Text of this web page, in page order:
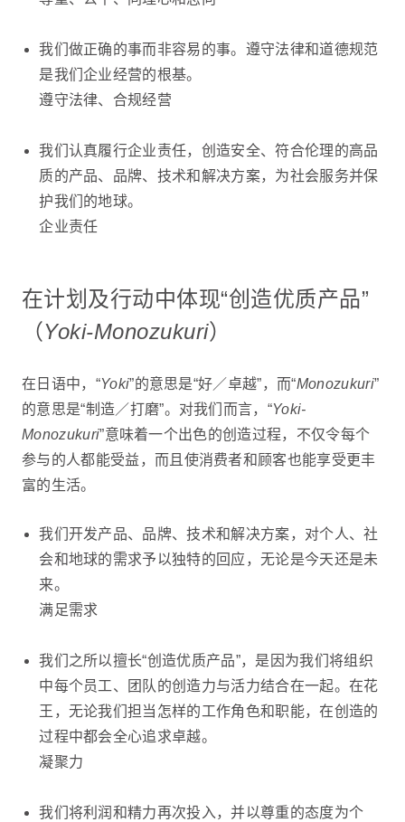
我们做正确的事而非容易的事。遵守法律和道德规范
是我们企业经营的根基。
遵守法律、合规经营
我们认真履行企业责任，创造安全、符合伦理的高品
质的产品、品牌、技术和解决方案，为社会服务并保
护我们的地球。
企业责任
在计划及行动中体现“创造优质产品”
（Yoki-Monozukuri）
在日语中，“Yoki”的意思是“好／卓越”，而“Monozukuri”
的意思是“制造／打磨”。对我们而言，“Yoki-
Monozukuri”意味着一个出色的创造过程，不仅令每个
参与的人都能受益，而且使消费者和顾客也能享受更丰
富的生活。
我们开发产品、品牌、技术和解决方案，对个人、社
会和地球的需求予以独特的回应，无论是今天还是未
来。
满足需求
我们之所以擅长“创造优质产品”，是因为我们将组织
中每个员工、团队的创造力与活力结合在一起。在花
王，无论我们担当怎样的工作角色和职能，在创造的
过程中都会全心追求卓越。
凝聚力
我们将利润和精力再次投入，并以尊重的态度为个